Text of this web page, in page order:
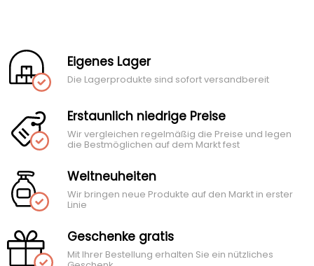
Eigenes Lager
Die Lagerprodukte sind sofort versandbereit
Erstaunlich niedrige Preise
Wir vergleichen regelmäßig die Preise und legen
die Bestmöglichen auf dem Markt fest
Weltneuheiten
Wir bringen neue Produkte auf den Markt in erster
Linie
Geschenke gratis
Mit Ihrer Bestellung erhalten Sie ein nützliches